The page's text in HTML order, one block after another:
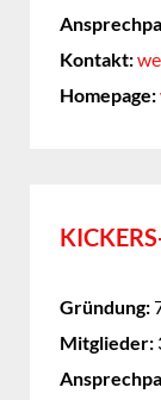
Kontakt:
Homepage:
Gründung:
Mitglieder: